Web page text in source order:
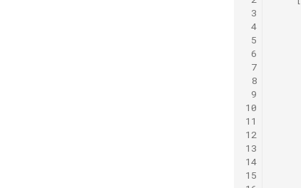
3
4
5
6
7
8
9
10
11
12
13
14
15